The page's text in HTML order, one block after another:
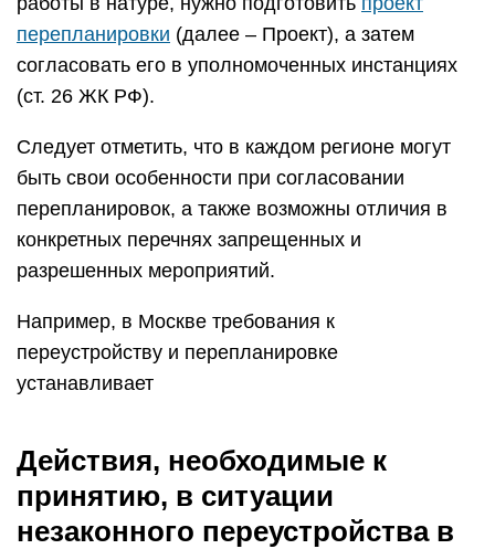
перепланировки (далее – Проект), а затем
согласовать его в уполномоченных инстанциях
(ст. 26 ЖК РФ).
Следует отметить, что в каждом регионе могут
быть свои особенности при согласовании
перепланировок, а также возможны отличия в
конкретных перечнях запрещенных и
разрешенных мероприятий.
Например, в Москве требования к
переустройству и перепланировке
устанавливает
Действия, необходимые к
принятию, в ситуации
незаконного переустройства в